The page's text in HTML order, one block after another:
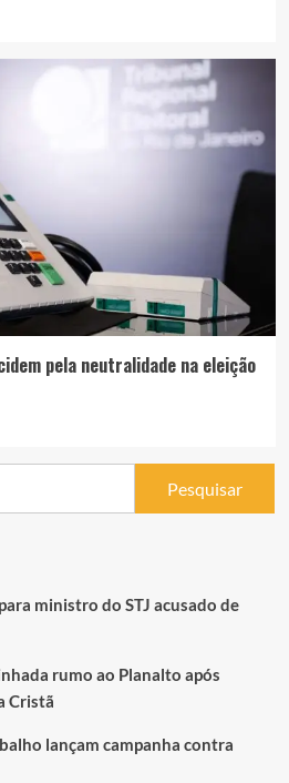
pela neutralidade na eleição
ministro do STJ acusado de
rumo ao Planalto após
Cristã
lançam campanha contra